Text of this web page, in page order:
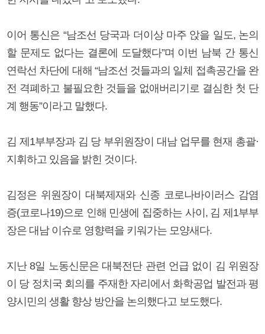
이어 통신은 “남조선 당국과 더이상 마주 앉을 일도, 논의
할 문제도 없다는 결론에 도달했다”며 이번 남북 간 통신
연락선 차단에 대해 “남조선 것들과의 일체 접촉공간을 완
전 격폐하고 불필요한 것들을 없애버리기로 결심한 첫 단
계 행동”이라고 말했다.
김 제1부부장과 김 당 부위원장이 대남 업무를 현재 총괄·
지휘하고 있음을 밝힌 것이다.
김정은 위원장이 대북제재와 신종 코로나바이러스 감염
증(코로나19)으로 인해 민생에 집중하는 사이, 김 제1부부
장은 대남 이슈로 영향력을 키워가는 모양새다.
지난 8일 노동신문은 대북전단 관련 언급 없이 김 위원장
이 당 정치국 회의를 주재한 자리에서 화학공업 발전과 평
양시민의 생활 향상 방안을 논의했다고 보도했다.